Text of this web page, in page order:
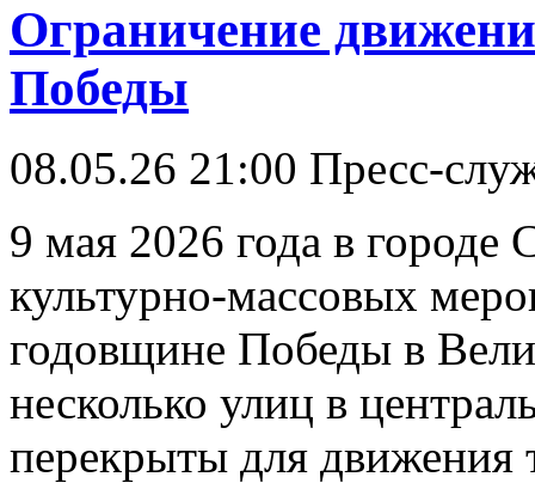
Ограничение
Победы
08.05.26 21:00 Пресс-
9 мая 2026 года в городе
культурно-массовых
годовщине Победы в
несколько улиц в
перекрыты для движения